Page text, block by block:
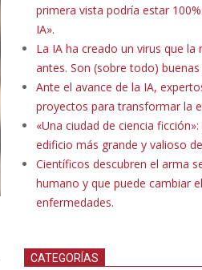
primera vista podría estar
IA».
La IA ha creado un virus que
antes. Son (sobre todo)
Ante el avance de la IA,
proyectos para transformar la
«Una ciudad de ciencia
edificio más grande y valioso
Científicos descubren el arma
humano y que puede cambiar
enfermedades.
CATEGORÍAS